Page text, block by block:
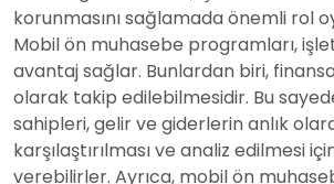
korunmasını sağlamada önemli rol
Mobil ön muhasebe programları,
avantaj sağlar. Bunlardan biri,
olarak takip edilebilmesidir. Bu
sahipleri, gelir ve giderlerin anlık
karşılaştırılması ve analiz edilmesi
verebilirler. Ayrıca, mobil ön